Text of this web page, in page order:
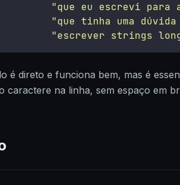
"que eu escrevi para
"que tinha uma dúvida
"escrever strings
é direto e funciona bem, mas é
caractere na linha, sem espaço em